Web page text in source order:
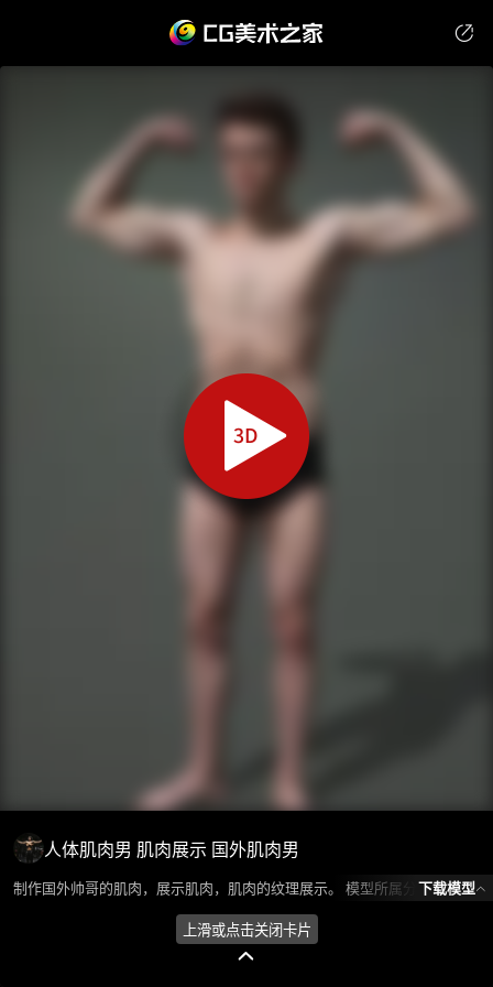
人体肌肉男 肌肉展示 国外肌肉男
制作国外帅哥的肌肉，展示肌肉，肌肉的纹理展示。 模型所属分类为“人物角色-男人”，模型风格为写实,现代，模型ID为103024，本模型由设计师 Huan环 在2024-10-17 10:03:27上传，含.obj，.gltf相关源文件下载格式，点数为587802，面数为195934，材质数为1，贴图数为1，CG美术之家持续为您更新与数字孪生、影视动画和游戏VR等相关优质资源。
下载模型
上滑或点击关闭卡片